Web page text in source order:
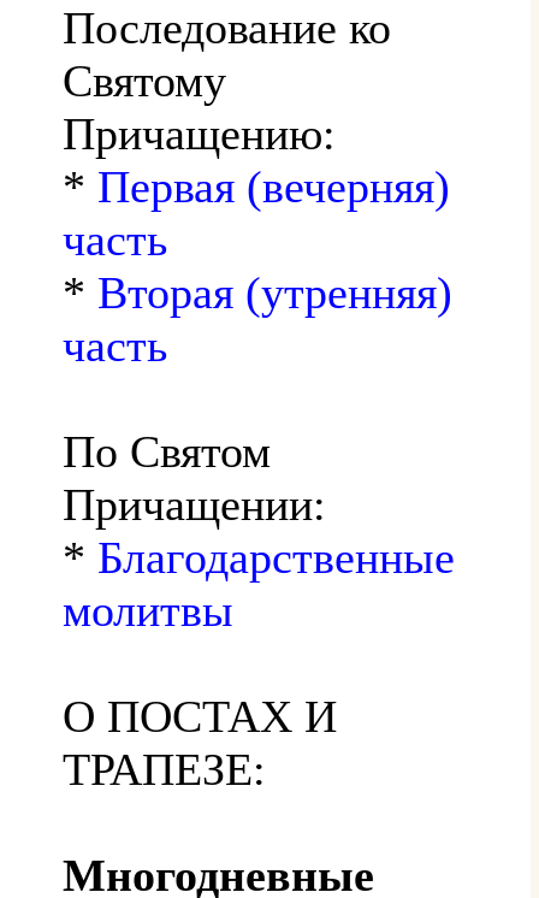
Последование ко
Святому
Причащению:
* Первая (вечерняя)
часть
* Вторая (утренняя)
часть
По Святом
Причащении:
* Благодарственные
молитвы
О ПОСТАХ И
ТРАПЕЗЕ:
Многодневные